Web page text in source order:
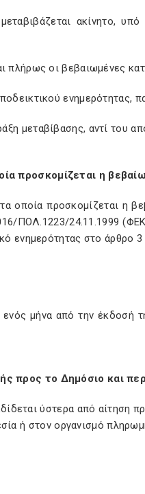
ακίνητο,
πλήρως οι βεβαιωμένες
ενημερότητας,
μεταβίβασης, αντί του
προσκομίζεται η
οποία προσκομίζεται η
ΠΟΛ.1223/24.11.1999
ενημερότητας στο
μήνα από την έκδοσή
προς το Δημόσιο και
ύστερα από αίτηση
ή στον οργανισμό